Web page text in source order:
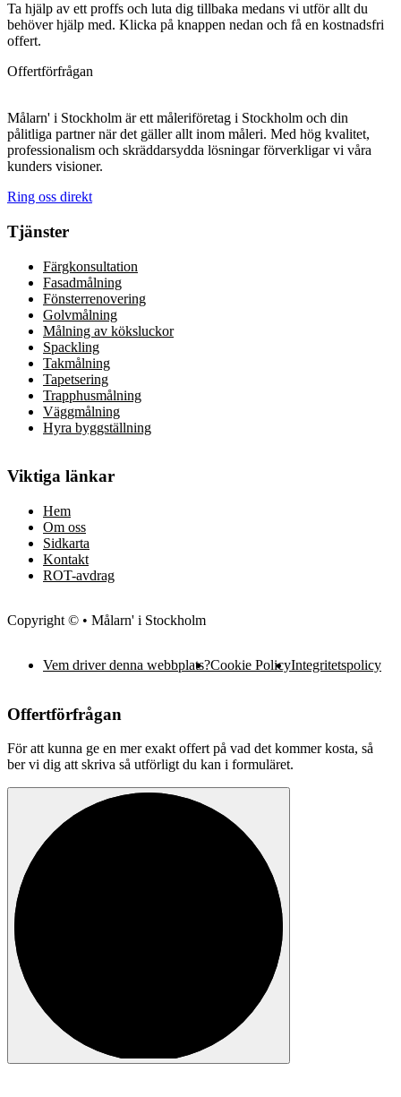
Ta hjälp av ett proffs och luta dig tillbaka medans vi utför allt du
behöver hjälp med. Klicka på knappen nedan och få en kostnadsfri
offert.
Offertförfrågan
Målarn' i Stockholm är ett måleriföretag i Stockholm och din
pålitliga partner när det gäller allt inom måleri. Med hög kvalitet,
professionalism och skräddarsydda lösningar förverkligar vi våra
kunders visioner.
Ring oss direkt
Tjänster
Färgkonsultation
Fasadmålning
Fönsterrenovering
Golvmålning
Målning av köksluckor
Spackling
Takmålning
Tapetsering
Trapphusmålning
Väggmålning
Hyra byggställning
Viktiga länkar
Hem
Om oss
Sidkarta
Kontakt
ROT-avdrag
Copyright © • Målarn' i Stockholm
Vem driver denna webbplats?Cookie PolicyIntegritetspolicy
Offertförfrågan
För att kunna ge en mer exakt offert på vad det kommer kosta, så
ber vi dig att skriva så utförligt du kan i formuläret.